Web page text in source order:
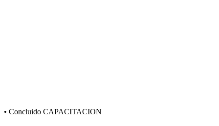
• Concluido CAPACITACION